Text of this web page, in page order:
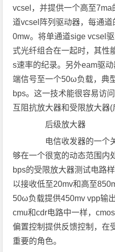
vcsel，并提供一个高至
道vcsel阵列驱动器，每通
0mw。将单通道sige vcsel
式光纤组合在一起时，其性
s速率的纪录。另外eam驱
端信号至一个50ω负载，典
bps。这一技术能很容易访
互阻抗放大器和受限放大器(
后级放大器
电信收发器的一个关
够在一个很宽的动态范围内
bps的受限放大器测试电路
以接收低至20mv和高至
50ω负载提供450mv vpp输
cmu和cdr电路中一样，
偏置控制提供反馈控制，在
重要的角色。